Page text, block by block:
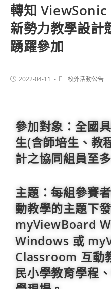
轉知 ViewSonic
新勢力教學設計
踴躍參加
2022-04-11 校外活動公告
參加對象：全國
生(含師培生、教
計之協同組員至
主題：每組參賽
動教學的主題下
myViewBoard
Windows 或
Classroom 互動
民小學教育學程